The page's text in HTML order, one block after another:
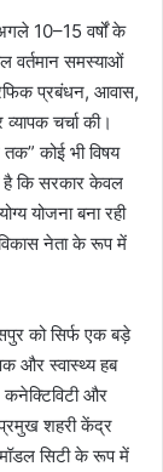
10–15 वर्षों के
वर्तमान समस्याओं
प्रबंधन, आवास,
चर्चा की।
कोई भी विषय
है कि सरकार केवल
योजना बना रही
नेता के रूप में
को सिर्फ एक बड़े
और स्वास्थ्य हब
कनेक्टिविटी और
शहरी केंद्र
मॉडल सिटी के रूप में